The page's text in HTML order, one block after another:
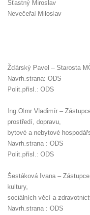
Šťastný Miroslav
Nevečeřal Miloslav
Žďárský Pavel – Starosta
Navrh.strana: ODS
Polit.přísl.: ODS
Ing.Olmr Vladimír –
prostředí, dopravu,
bytové a nebytové
Navrh.strana : ODS
Polit.přísl.: ODS
Šestáková Ivana –
kultury,
sociálních věcí a
Navrh.strana : ODS